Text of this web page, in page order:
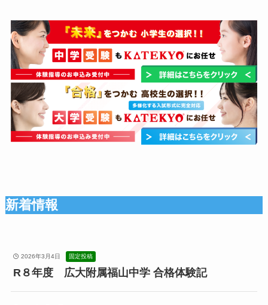
新着情報
2026年3月4日
R８年度 広大附属福山中学 合格体験記